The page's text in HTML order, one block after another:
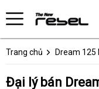
Trang chủ Dream 125
Đại lý bán